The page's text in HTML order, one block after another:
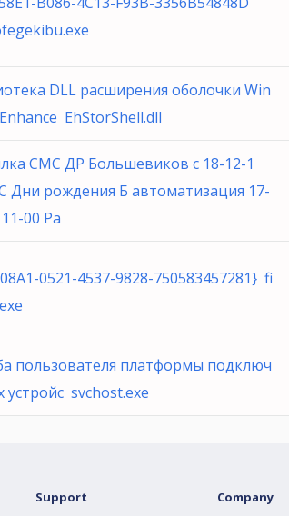
DLL расширения оболочки Win
EhStorShell.dll
СМС ДР Большевиков с 18-12-1
Дни рождения Б автоматизация 17-
00 Ра
0521-4537-9828-750583457281} fi
пользователя платформы подключ
устройс svchost.exe
Support Company